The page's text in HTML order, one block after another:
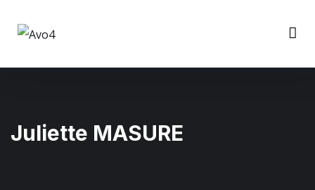
Juliette MASURE